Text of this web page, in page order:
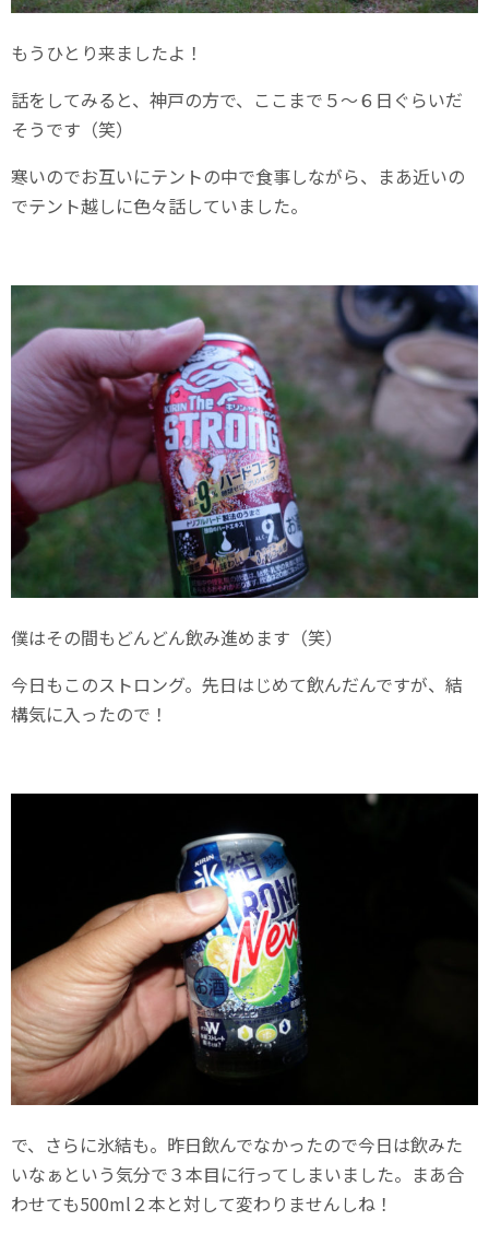
もうひとり来ましたよ！
話をしてみると、神戸の方で、ここまで５～６日ぐらいだ
そうです（笑）
寒いのでお互いにテントの中で食事しながら、まあ近いの
でテント越しに色々話していました。
僕はその間もどんどん飲み進めます（笑）
今日もこのストロング。先日はじめて飲んだんですが、結
構気に入ったので！
で、さらに氷結も。昨日飲んでなかったので今日は飲みた
いなぁという気分で３本目に行ってしまいました。まあ合
わせても500ml２本と対して変わりませんしね！